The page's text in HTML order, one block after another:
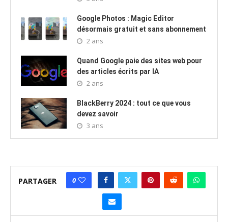
Google Photos : Magic Editor
désormais gratuit et sans abonnement
2 ans
Quand Google paie des sites web pour
des articles écrits par IA
2 ans
BlackBerry 2024 : tout ce que vous
devez savoir
3 ans
PARTAGER 0